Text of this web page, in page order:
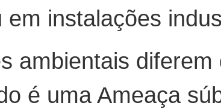
em instalações
ambientais
é uma Ameaça